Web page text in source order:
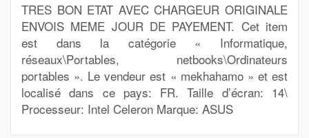
TRES BON ETAT AVEC CHARGEUR ORIGINALE
ENVOIS MEME JOUR DE PAYEMENT. Cet item
est dans la catégorie « Informatique,
réseaux\Portables, netbooks\Ordinateurs
portables ». Le vendeur est « mekhahamo » et est
localisé dans ce pays: FR. Taille d’écran: 14\
Processeur: Intel Celeron Marque: ASUS